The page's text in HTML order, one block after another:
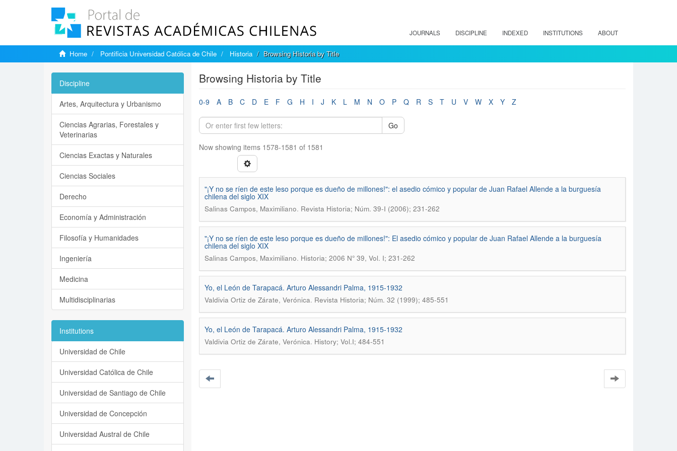
JOURNALS DISCIPLINE INDEXED INSTITUTIONS ABOUT
Home Pontificia Universidad Católica de Chile Historia Browsing Historia by Title
Browsing Historia by Title
0-9 A B C D E F G H I J K L M N O P Q R S T U V W X Y Z
Go
Now showing items 1578-1581 of 1581
"¡Y no se ríen de este leso porque es dueño de millones!": el asedio cómico y popular de Juan Rafael Allende a la burguesía
chilena del siglo XIX
Salinas Campos, Maximiliano. Revista Historia; Núm. 39-I (2006); 231-262
"¡Y no se ríen de este leso porque es dueño de millones!": El asedio cómico y popular de Juan Rafael Allende a la burguesía
chilena del siglo XIX
Salinas Campos, Maximiliano. Historia; 2006 N° 39, Vol. I; 231-262
Yo, el León de Tarapacá. Arturo Alessandri Palma, 1915-1932
Valdivia Ortiz de Zárate, Verónica. Revista Historia; Núm. 32 (1999); 485-551
Yo, el León de Tarapacá. Arturo Alessandri Palma, 1915-1932
Valdivia Ortiz de Zárate, Verónica. History; Vol.I; 484-551
Discipline
Artes, Arquitectura y Urbanismo
Ciencias Agrarias, Forestales y
Veterinarias
Ciencias Exactas y Naturales
Ciencias Sociales
Derecho
Economía y Administración
Filosofía y Humanidades
Ingeniería
Medicina
Multidisciplinarias
Institutions
Universidad de Chile
Universidad Católica de Chile
Universidad de Santiago de Chile
Universidad de Concepción
Universidad Austral de Chile